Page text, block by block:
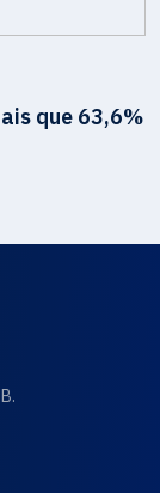
que 63,6%